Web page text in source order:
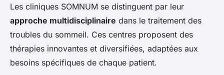
Les cliniques SOMNUM se distinguent par leur
approche multidisciplinaire dans le traitement des
troubles du sommeil. Ces centres proposent des
thérapies innovantes et diversifiées, adaptées aux
besoins spécifiques de chaque patient.